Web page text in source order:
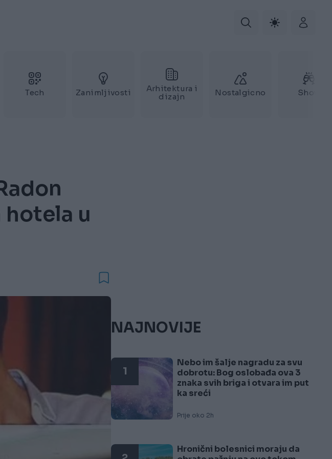
Tech Zanimljivosti
Arhitektura i
dizajn
Nostalgicno Show
u
NAJNOVIJE
1
Nebo im šalje nagradu za svu
dobrotu: Bog oslobađa ova 3
znaka svih briga i otvara im put
ka sreći
Prije oko 2h
Hronični bolesnici moraju da